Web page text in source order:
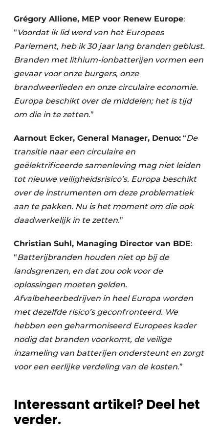
Grégory Allione, MEP voor Renew Europe:
“ Voordat ik lid werd van het Europees
Parlement, heb ik 30 jaar lang branden geblust.
Branden met lithium-ionbatterijen vormen een
gevaar voor onze burgers, onze
brandweerlieden en onze circulaire economie.
Europa beschikt over de middelen; het is tijd
om die in te zetten.”
Aarnout Ecker, General Manager, Denuo: “De
transitie naar een circulaire en
geëlektrificeerde samenleving mag niet leiden
tot nieuwe veiligheidsrisico’s. Europa beschikt
over de instrumenten om deze problematiek
aan te pakken. Nu is het moment om die ook
daadwerkelijk in te zetten.”
Christian Suhl, Managing Director van BDE:
“Batterijbranden houden niet op bij de
landsgrenzen, en dat zou ook voor de
oplossingen moeten gelden.
Afvalbeheerbedrijven in heel Europa worden
met dezelfde risico’s geconfronteerd. We
hebben een geharmoniseerd Europees kader
nodig dat branden voorkomt, de veilige
inzameling van batterijen ondersteunt en zorgt
voor een eerlijke verdeling van de kosten.”
Interessant artikel? Deel het
verder.